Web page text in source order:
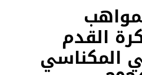
القدم
المكناسي